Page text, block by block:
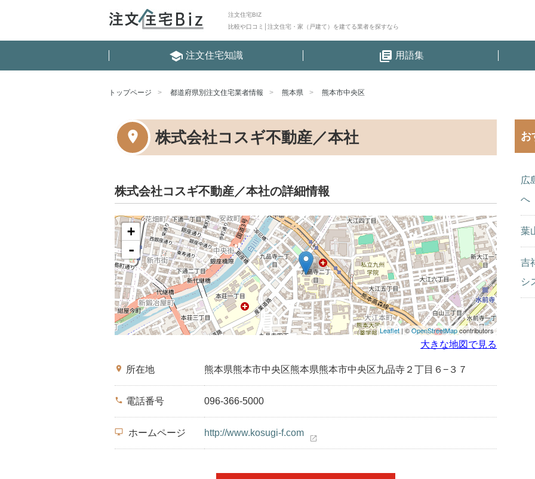
注文住宅BIZ
比較や口コミ│注文住宅・家（戸建て）を建てる業者を探すなら
school 注文住宅知識 library_books 用語集
トップページ 都道府県別注文住宅業者情報 熊本県 熊本市中央区
株式会社コスギ不動産／本社
株式会社コスギ不動産／本社の詳細情報
+
-
Leaflet | ©OpenStreetMapcontributors
大きな地図で見る
place 所在地 熊本県熊本市中央区熊本県熊本市中央区九品寺２丁目６−３７
phone 電話番号 096-366-5000
desktop_windows ホームページ http://www.kosugi-f.com
open_in_new
お
広
へ
葉
吉
シ